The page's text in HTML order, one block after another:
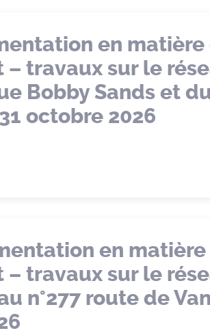
en matière
travaux sur le
Bobby Sands et
octobre 2026
en
travaux sur le
n°277 route de